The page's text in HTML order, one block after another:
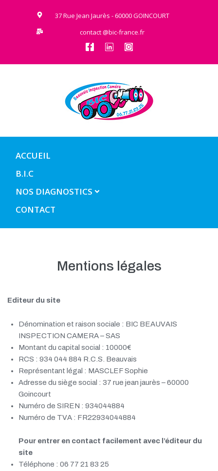
37 Rue Jean Jaurès - 60000 GOINCOURT
contact @bic-france.fr
ACCUEIL
B.I.C
NOS DIAGNOSTICS
CONTACT
Mentions légales
Editeur du site
Dénomination et raison sociale : BIC BEAUVAIS
INSPECTION CAMERA – SAS
Montant du capital social : 10000€
RCS : 934 044 884 R.C.S. Beauvais
Représentant légal : MASCLEF Sophie
Adresse du siège social : 37 rue jean jaurès – 60000
Goincourt
Numéro de SIREN : 934044884
Numéro de TVA : FR22934044884
Pour entrer en contact facilement avec l’éditeur du
site
Téléphone : 06 77 21 83 25